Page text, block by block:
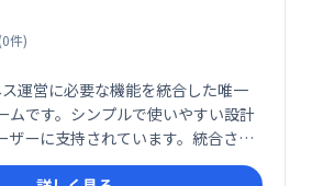
(0件)
運営に必要な機能を統合した唯一
ムです。シンプルで使いやすい設計
ザーに支持されています。統合され
業務効率化を実現し、ビジネスの成